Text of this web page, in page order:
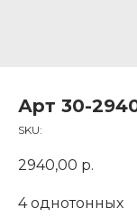
Арт 30-
SKU:
2940,00 р.
4 однотонных